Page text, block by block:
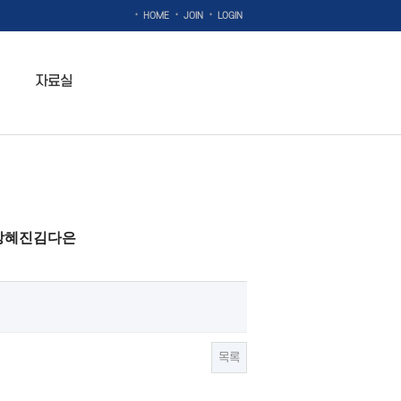
· HOME · JOIN · LOGIN
자료실
혜진김다은
목록